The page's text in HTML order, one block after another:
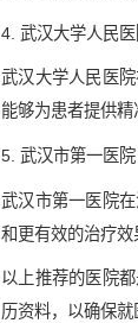
4. 武汉大学人民
武汉大学人民医
能够为患者提供精
5. 武汉市第一医院
武汉市第一医院
和更有效的治疗效
以上推荐的医院
历资料，以确保就